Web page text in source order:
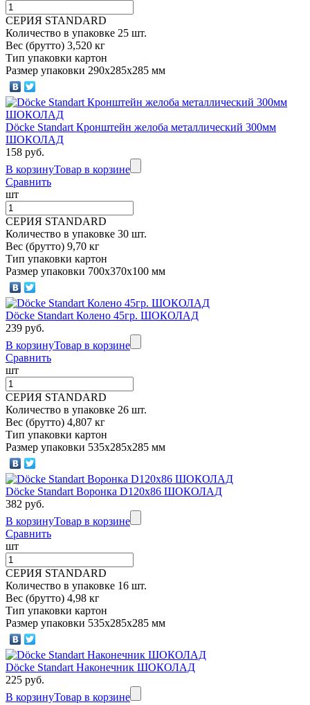
СЕРИЯ STANDARD
Количество в упаковке 25 шт.
Вес (брутто) 3,520 кг
Тип упаковки картон
Размер упаковки 290х285х285 мм
Döcke Standart Кронштейн желоба металлический 300мм
ШОКОЛАД
158 руб.
В корзинуТовар в корзине
Сравнить
шт
СЕРИЯ STANDARD
Количество в упаковке 30 шт.
Вес (брутто) 9,70 кг
Тип упаковки картон
Размер упаковки 700х370х100 мм
Döcke Standart Колено 45гр. ШОКОЛАД
239 руб.
В корзинуТовар в корзине
Сравнить
шт
СЕРИЯ STANDARD
Количество в упаковке 26 шт.
Вес (брутто) 4,807 кг
Тип упаковки картон
Размер упаковки 535х285х285 мм
Döcke Standart Воронка D120x86 ШОКОЛАД
382 руб.
В корзинуТовар в корзине
Сравнить
шт
СЕРИЯ STANDARD
Количество в упаковке 16 шт.
Вес (брутто) 4,98 кг
Тип упаковки картон
Размер упаковки 535х285х285 мм
Döcke Standart Наконечник ШОКОЛАД
225 руб.
В корзинуТовар в корзине